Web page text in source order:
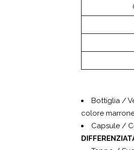
Bottiglia /
colore
Capsule /